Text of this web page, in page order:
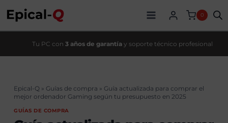
contenido
0
Tu PC con 3 años de garantía y soporte técnico profesional
Epical-Q » Guías de compra » Guía actualizada para comprar el
mejor ordenador Gaming según tu presupuesto en 2025
GUÍAS DE COMPRA